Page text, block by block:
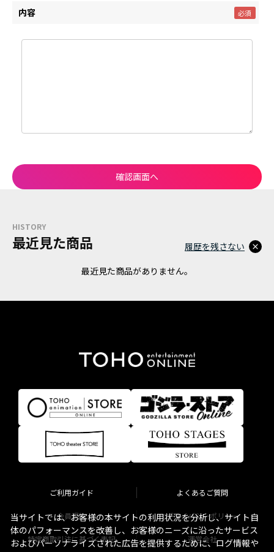
内容
HISTORY
最近見た商品
最近見た商品がありません。
履歴を残さない
ご利用ガイド よくあるご質問
会員規約 プライバシーポリシー
特定商取引法に基づく表記 運営会社
当サイトでは、お客様の本サイトの利用状況を分析し、サイト自
体のパフォーマンスを改善し、お客様のニーズに沿ったサービス
およびパーソナライズされた広告を提供するために、ログ情報や